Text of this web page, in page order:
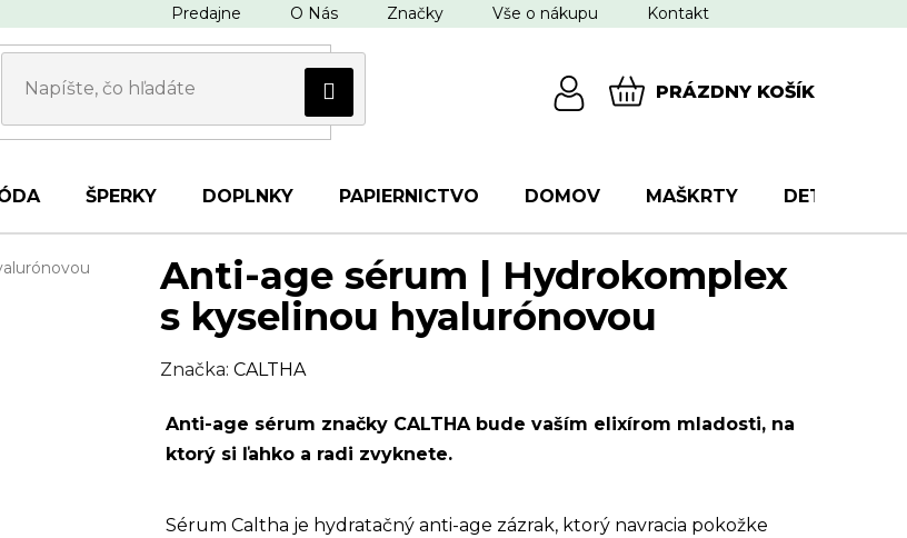
Predajne O Nás Značky Vše o nákupu Kontakt
PRÁZDNY KOŠÍK
ŠPERKY DOPLNKY PAPIERNICTVO DOMOV MAŠKRTY DETI
Anti-age sérum | Hydrokomplex
s kyselinou hyalurónovou
Značka: CALTHA
Anti-age sérum značky CALTHA bude vaším elixírom mladosti, na
ktorý si ľahko a radi zvyknete.
Sérum Caltha je hydratačný anti-age zázrak, ktorý navracia pokožke